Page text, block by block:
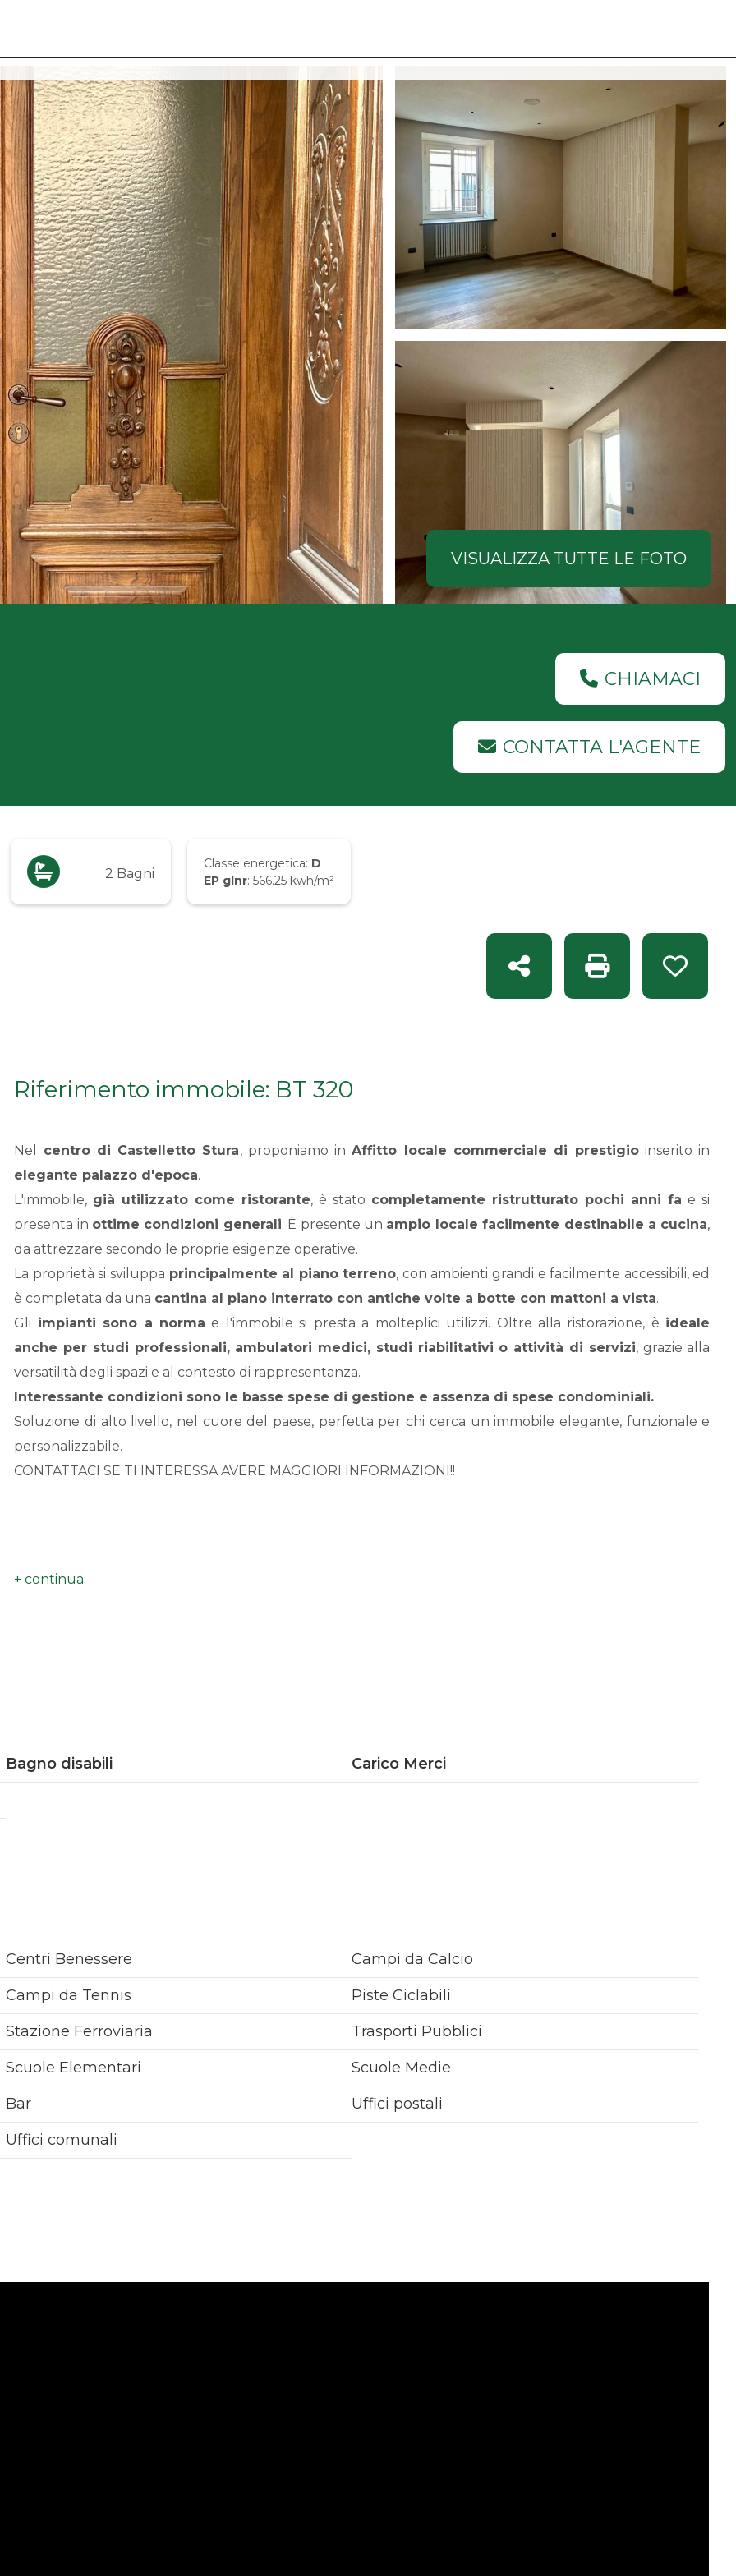
VISUALIZZA TUTTE LE FOTO
CHIAMACI
CONTATTA L'AGENTE
2 Bagni
Classe energetica: D
EP glnr: 566.25 kwh/m²
Stampa: Rif. BT 320
Condividi
Riferimento immobile: BT 320
Nel centro di Castelletto Stura, proponiamo inAffitto locale commerciale di prestigioinserito in
elegante palazzo d'epoca.
L'immobile, già utilizzato come ristorante, è stato completamente ristrutturato pochi anni fa e si
presenta in ottime condizioni generali. È presente un ampio locale facilmente destinabile a cucina,
da attrezzare secondo le proprie esigenze operative.
La proprietà si sviluppa principalmente al piano terreno, con ambienti grandi e facilmente accessibili, ed
è completata da una cantina al piano interrato con antiche volte a botte con mattoni a vista.
Gli impianti sono a norma e l'immobile si presta a molteplici utilizzi. Oltre alla ristorazione, è ideale
anche per studi professionali, ambulatori medici, studi riabilitativi o attività di servizi, grazie alla
versatilità degli spazi e al contesto di rappresentanza.
Interessante condizioni sono le basse spese di gestione e assenza di spese condominiali.
Soluzione di alto livello, nel cuore del paese, perfetta per chi cerca un immobile elegante, funzionale e
personalizzabile.
CONTATTACI SE TI INTERESSA AVERE MAGGIORI INFORMAZIONI!!
Bagno disabili
Carico Merci
Centri Benessere
Campi da Calcio
Campi da Tennis
Piste Ciclabili
Stazione Ferroviaria
Trasporti Pubblici
Scuole Elementari
Scuole Medie
Bar
Uffici postali
Uffici comunali